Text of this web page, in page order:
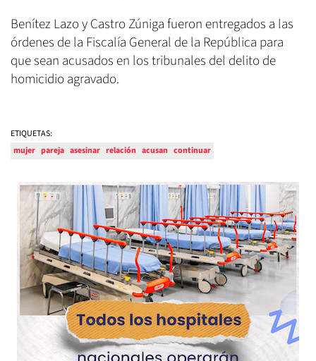
Benítez Lazo y Castro Zúniga fueron entregados a las
órdenes de la Fiscalía General de la República para
que sean acusados en los tribunales del delito de
homicidio agravado.
ETIQUETAS:
mujer pareja asesinar relación acusan continuar